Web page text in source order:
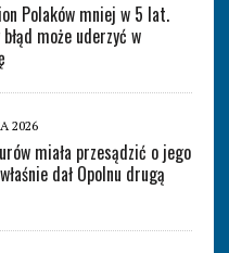
Polaków mniej w 5 lat.
może uderzyć w
2026
miała przesądzić o jego
dał Opolnu drugą